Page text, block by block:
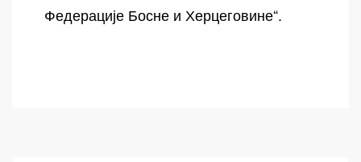
Федерације Босне и Херцеговине“.